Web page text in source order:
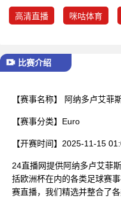
高清直播 咪咕体育
比赛介绍
【赛事名称】 阿纳多卢艾菲
【赛事分类】 Euro
【开赛时间】 2025-11-15
24直播网提供阿纳多卢艾菲
括欧洲杯在内的各类足球赛
赛直播，我们精选并整合了